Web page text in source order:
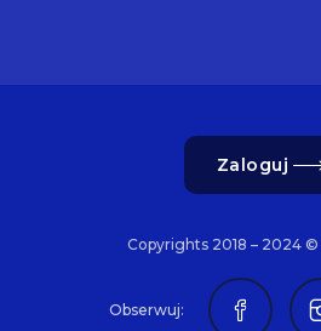
Zaloguj
Copyrights 2018 – 2024 ©
Obserwuj: